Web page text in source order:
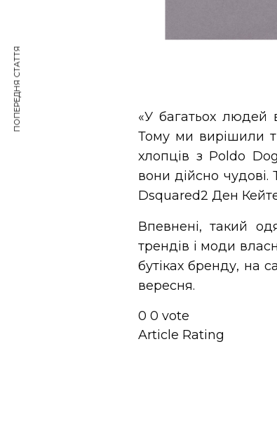
«У багатьох людей
Тому ми вирішили
хлопців з Poldo
вони дійсно чудові.
Dsquared2 Ден
Впевнені, такий
трендів і моди
бутіках бренду, на
вересня.
0 0 vote
Article Rating
ПОПЕРЕДНЯ СТАТТЯ